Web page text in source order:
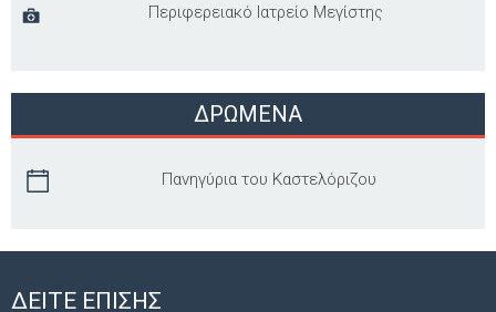
Περιφερειακό Ιατρείο Μεγίστης
ΔΡΩΜΕΝΑ
Πανηγύρια του Καστελόριζου
ΔΕΙΤΕ ΕΠΙΣΗΣ